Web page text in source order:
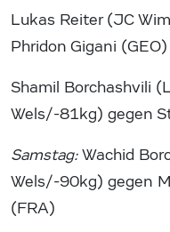
Lukas Reiter (JC
Phridon Gigani (GEO)
Shamil Borchashvili
Wels/-81kg) gegen
Samstag:Wachid
Wels/-90kg) gegen
(FRA)